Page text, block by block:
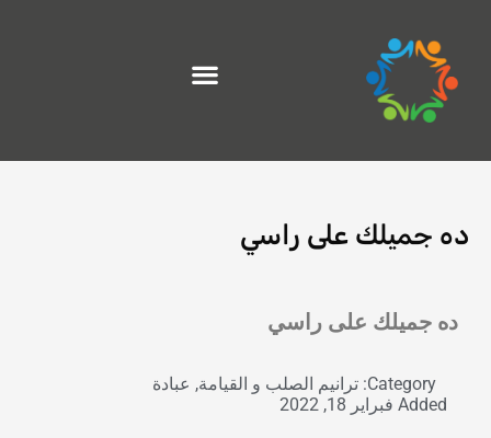
المحتوى
ده جميلك على راسي
ده جميلك على راسي
Category: ترانيم الصلب و القيامة, عبادة
Added فبراير 18, 2022